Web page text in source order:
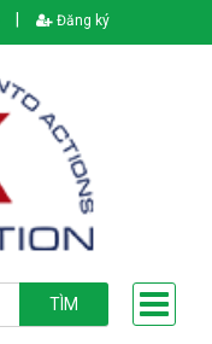
Đăng ký
TÌM